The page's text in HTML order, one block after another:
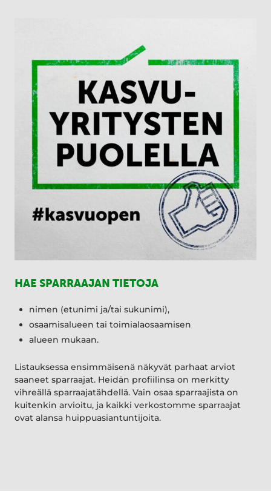
HAE SPARRAAJAN TIETOJA
nimen (etunimi ja/tai sukunimi),
osaamisalueen tai toimialaosaamisen
alueen mukaan.
Listauksessa ensimmäisenä näkyvät parhaat arviot
saaneet sparraajat. Heidän profiilinsa on merkitty
vihreällä sparraajatähdellä. Vain osaa sparraajista on
kuitenkin arvioitu, ja kaikki verkostomme sparraajat
ovat alansa huippuasiantuntijoita.